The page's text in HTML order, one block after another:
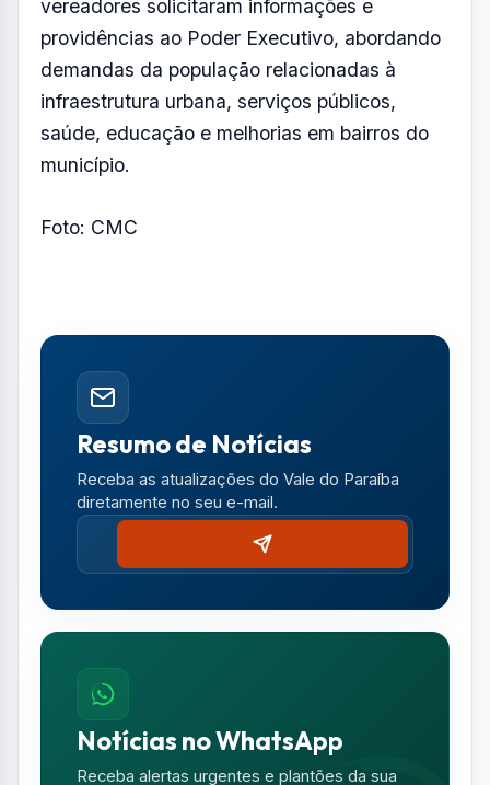
vereadores solicitaram informações e
providências ao Poder Executivo, abordando
demandas da população relacionadas à
infraestrutura urbana, serviços públicos,
saúde, educação e melhorias em bairros do
município.
Foto: CMC
Resumo de Notícias
Receba as atualizações do Vale do Paraíba
diretamente no seu e-mail.
Notícias no WhatsApp
Receba alertas urgentes e plantões da sua